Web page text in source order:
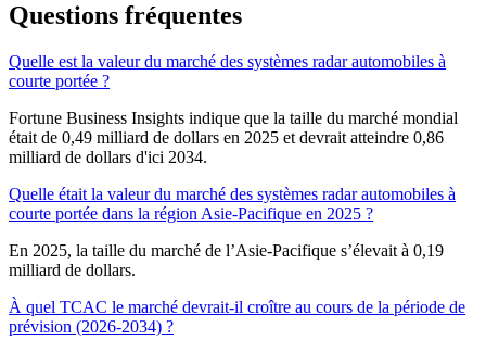
Questions fréquentes
Quelle est la valeur du marché des systèmes radar automobiles à
courte portée ?
Fortune Business Insights indique que la taille du marché mondial
était de 0,49 milliard de dollars en 2025 et devrait atteindre 0,86
milliard de dollars d'ici 2034.
Quelle était la valeur du marché des systèmes radar automobiles à
courte portée dans la région Asie-Pacifique en 2025 ?
En 2025, la taille du marché de l’Asie-Pacifique s’élevait à 0,19
milliard de dollars.
À quel TCAC le marché devrait-il croître au cours de la période de
prévision (2026-2034) ?